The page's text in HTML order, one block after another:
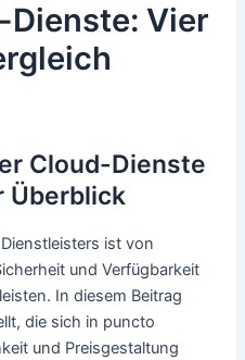
Dienste: Vier
Cloud-Dienste
Überblick
ist von
und Verfügbarkeit
In diesem Beitrag
die sich in puncto
und Preisgestaltung